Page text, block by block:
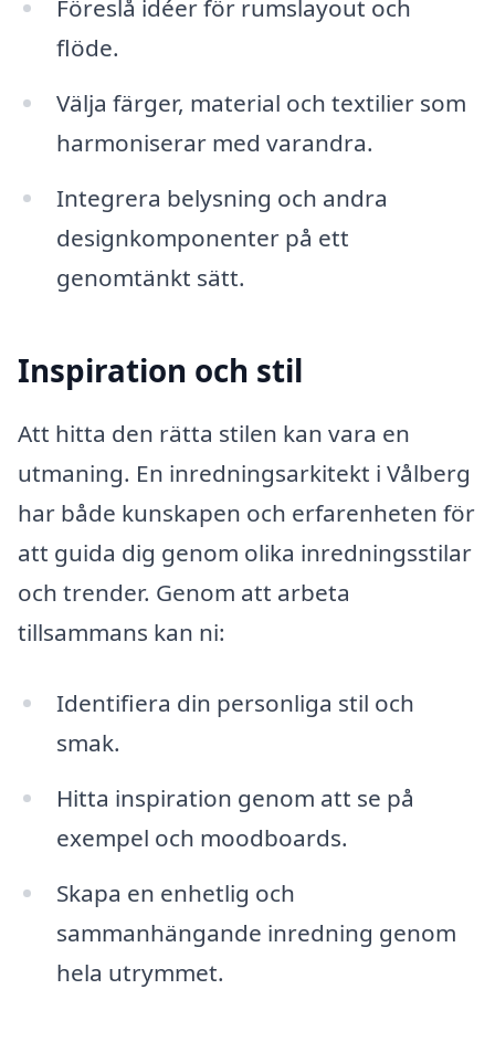
Föreslå idéer för rumslayout och
flöde.
Välja färger, material och textilier som
harmoniserar med varandra.
Integrera belysning och andra
designkomponenter på ett
genomtänkt sätt.
Inspiration och stil
Att hitta den rätta stilen kan vara en
utmaning. En inredningsarkitekt i Vålberg
har både kunskapen och erfarenheten för
att guida dig genom olika inredningsstilar
och trender. Genom att arbeta
tillsammans kan ni:
Identifiera din personliga stil och
smak.
Hitta inspiration genom att se på
exempel och moodboards.
Skapa en enhetlig och
sammanhängande inredning genom
hela utrymmet.